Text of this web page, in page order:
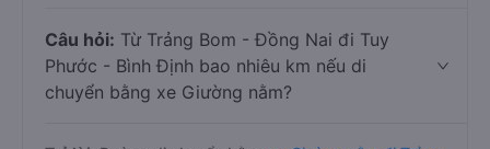
Câu hỏi: Từ Trảng Bom - Đồng Nai đi Tuy
Phước - Bình Định bao nhiêu km nếu di
chuyển bằng xe Giường nằm?